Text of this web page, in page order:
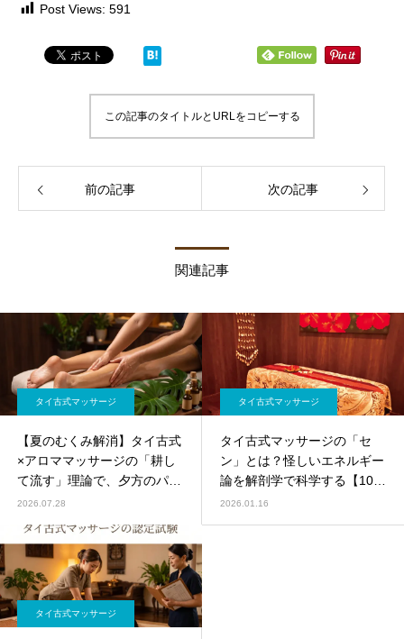
Post Views: 591
この記事のタイトルとURLをコピーする
前の記事 次の記事
関連記事
タイ古式マッサージ
【夏のむくみ解消】タイ古式
×アロママッサージの「耕し
て流す」理論で、夕方のパン
パン足を根本リセット
2026.07.28
タイ古式マッサージ
タイ古式マッサージの「セ
ン」とは？怪しいエネルギー
論を解剖学で科学する【10本
のライン完全図解】
2026.01.16
タイ古式マッサージ